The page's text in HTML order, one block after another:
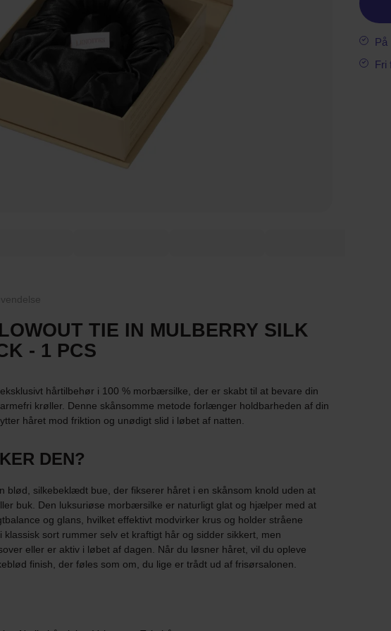
På
Fri
TIE IN MULBERRY SILK
- 1 PCS
hårtilbehør i 100 % morbærsilke, der er skabt til at bevare din
krøller. Denne skånsomme metode forlænger holdbarheden af din
håret mod friktion og unødigt slid i løbet af natten.
DEN?
blød, silkebeklædt bue, der fikserer håret i en skånsom knold uden at
buk. Den luksuriøse morbærsilke er naturligt glat og hjælper med at
og glans, hvilket effektivt modvirker krus og holder stråene
klassisk sort rummer selv et kraftigt hår og sidder sikkert, men
eller er aktiv i løbet af dagen. Når du løsner håret, vil du opleve
finish, der føles som om, du lige er trådt ud af frisørsalonen.